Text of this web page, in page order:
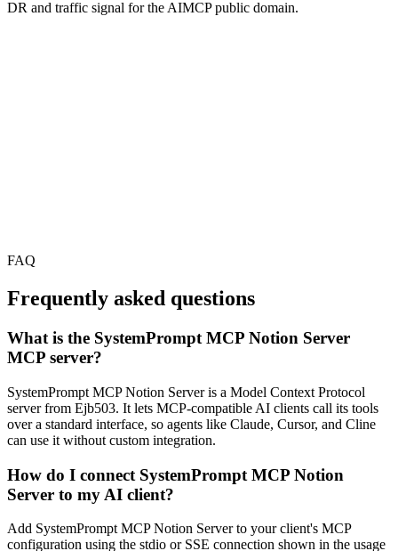
DR and traffic signal for the AIMCP public domain.
FAQ
Frequently asked questions
What is the SystemPrompt MCP Notion Server
MCP server?
SystemPrompt MCP Notion Server is a Model Context Protocol
server from Ejb503. It lets MCP-compatible AI clients call its tools
over a standard interface, so agents like Claude, Cursor, and Cline
can use it without custom integration.
How do I connect SystemPrompt MCP Notion
Server to my AI client?
Add SystemPrompt MCP Notion Server to your client's MCP
configuration using the stdio or SSE connection shown in the usage